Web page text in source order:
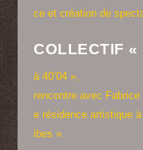
ce et création de
COLLECTIF «
à 40’04 »,
rencontre avec
e résidence artistique
ibes ».